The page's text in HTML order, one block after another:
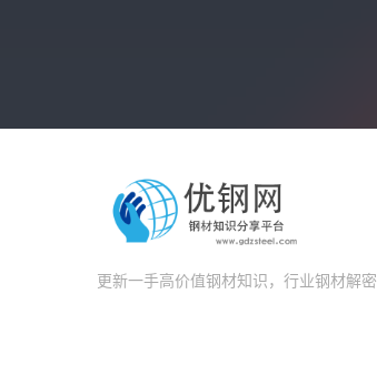
更新一手高价值钢材知识，行业钢材解密